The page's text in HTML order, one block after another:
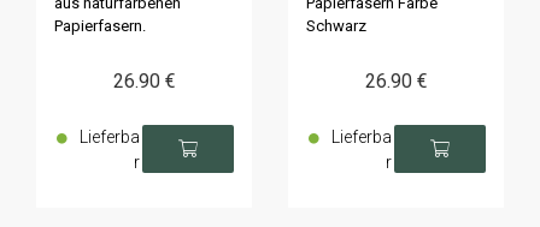
Papierfasern.
26.90 €
Lieferba
r
Schwarz
26.90 €
Lieferba
r